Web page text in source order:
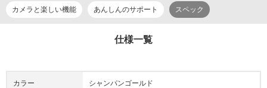
カメラと楽しい機能 あんしんのサポート スペック
取扱説明書
仕様一覧
カラー シャンパンゴールド